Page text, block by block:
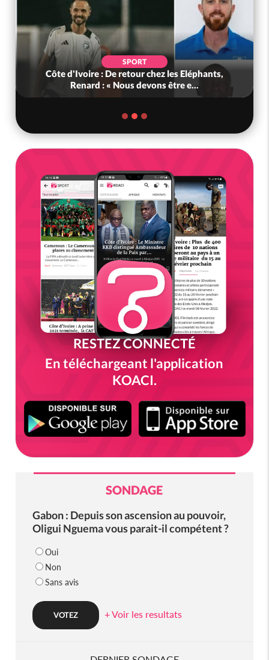
SPORT
Côte d'Ivoire : De retour chez les Eléphants,
Renard : « Nous devons être e...
RESTEZ CONNECTÉ
En téléchargeant l'application
KOACI.
SONDAGE
Gabon : Depuis son ascension au pouvoir,
Oligui Nguema vous parait-il compétent ?
Oui
Non
Sans avis
+ Voir les resultats